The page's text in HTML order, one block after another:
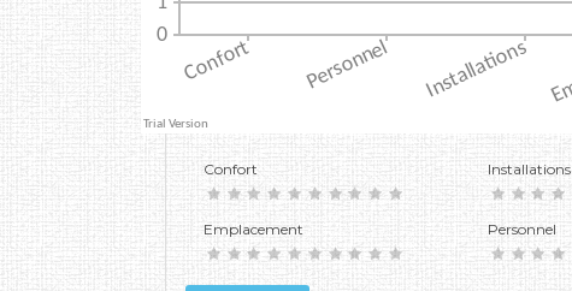
Confort
Emplacement
Installations
Personnel